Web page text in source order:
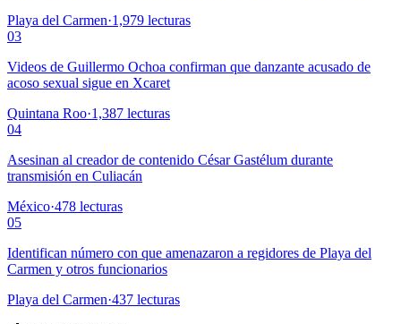
Playa del Carmen·1,979 lecturas
03
Videos de Guillermo Ochoa confirman que danzante acusado de
acoso sexual sigue en Xcaret
Quintana Roo·1,387 lecturas
04
Asesinan al creador de contenido César Gastélum durante
transmisión en Culiacán
México·478 lecturas
05
Identifican número con que amenazaron a regidores de Playa del
Carmen y otros funcionarios
Playa del Carmen·437 lecturas